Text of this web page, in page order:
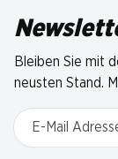
Bleiben Sie mit
neusten Stand.
E-Mail Adresse